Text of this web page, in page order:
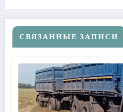
СВЯЗАННЫЕ ЗАПИСИ